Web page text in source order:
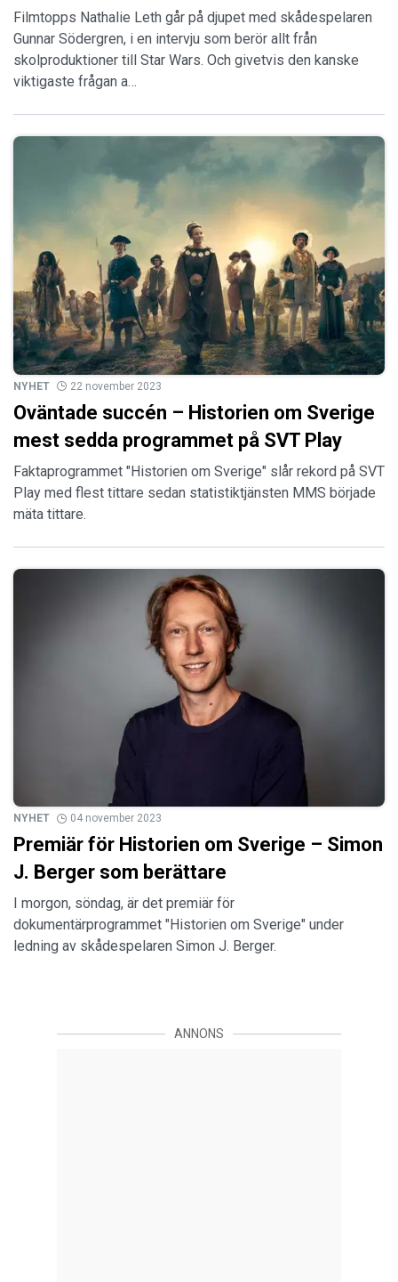
Filmtopps Nathalie Leth går på djupet med skådespelaren
Gunnar Södergren, i en intervju som berör allt från
skolproduktioner till Star Wars. Och givetvis den kanske
viktigaste frågan a…
NYHET 22 november 2023
Oväntade succén – Historien om Sverige
mest sedda programmet på SVT Play
Faktaprogrammet "Historien om Sverige" slår rekord på SVT
Play med flest tittare sedan statistiktjänsten MMS började
mäta tittare.
NYHET 04 november 2023
Premiär för Historien om Sverige – Simon
J. Berger som berättare
I morgon, söndag, är det premiär för
dokumentärprogrammet "Historien om Sverige" under
ledning av skådespelaren Simon J. Berger.
ANNONS